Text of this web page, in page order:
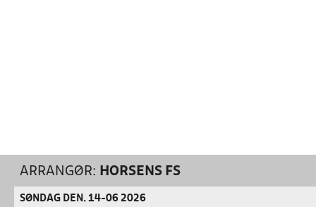
ARRANGØR: HORSENS FS
SØNDAG DEN. 14-06 2026